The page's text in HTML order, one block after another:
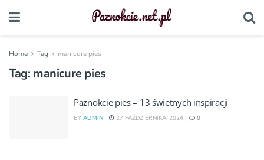
Home Tag manicure pies
Tag: manicure pies
Paznokcie pies – 13 świetnych inspiracji
BY ADMIN 27 PAŹDZIERNIKA, 2024 0